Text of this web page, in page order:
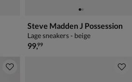
Steve Madden J Possession
Lage sneakers - beige
€ 99,99
99,99